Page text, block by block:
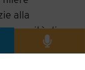
alla
capacità di